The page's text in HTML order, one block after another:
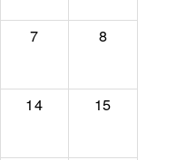
7 8
14 15